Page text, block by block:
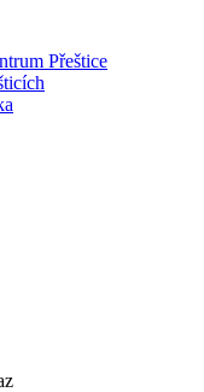
Přeštice